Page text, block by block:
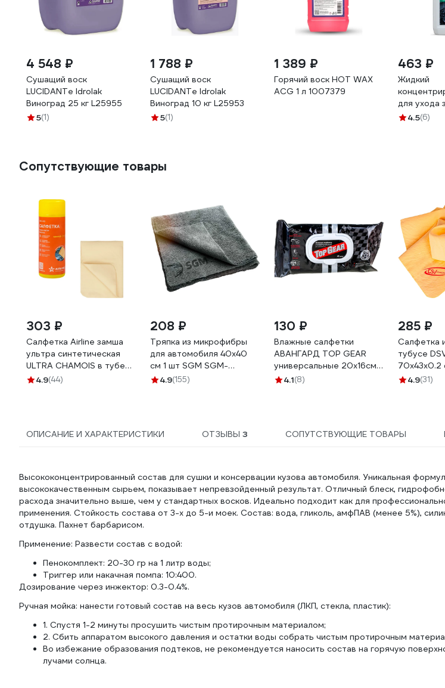
4 548 ₽
Сушащий воск
LUCIDANTe Idrolak
Виноград 25 кг L25955
5(1)
1 788 ₽
Сушащий воск
LUCIDANTe Idrolak
Виноград 10 кг L25953
5(1)
1 389 ₽
Горячий воск HOT WAX
ACG 1 л 1007379
463 ₽
Жидкий
для ухода
KERRY KR-
4.5(6)
Сопутствующие товары
303 ₽
Салфетка Airline замша
ультра синтетическая
ULTRA CHAMOIS в тубе
40х32 см AB-C-03
4.9(44)
208 ₽
Тряпка из микрофибры
для автомобиля 40х40
см 1 шт SGM SGM-
TOWEL-S1
4.9(155)
130 ₽
Влажные салфетки
АВАНГАРД TOP GEAR
универсальные 20х16см
45шт TG-30107
4.1(8)
285 ₽
Салфетка
тубусе
70х43х0.2
4.9(31)
ОПИСАНИЕ И ХАРАКТЕРИСТИКИ ОТЗЫВЫ3 СОПУТСТВУЮЩИЕ ТОВАРЫ
Высококонцентрированный состав для сушки и консервации кузова автомобиля. Уникальная
высококачественным сырьем, показывает непревзойденный результат. Отличный блеск,
расхода значительно выше, чем у стандартных восков. Идеально подходит как для
применения. Стойкость состава от 3-х до 5-и моек. Состав: вода, гликоль, амфПАВ (менее 5%),
отдушка. Пахнет барбарисом.
Применение: Развести состав с водой:
Пенокомплект: 20-30 гр на 1 литр воды;
Триггер или накачная помпа: 10:400.
Дозирование через инжектор: 0.3-0.4%.
Ручная мойка: нанести готовый состав на весь кузов автомобиля (ЛКП, стекла, пластик):
1. Спустя 1-2 минуты просушить чистым протирочным материалом;
2. Сбить аппаратом высокого давления и остатки воды собрать чистым протирочным
Во избежание образования подтеков, не рекомендуется наносить состав на горячую
лучами солнца.